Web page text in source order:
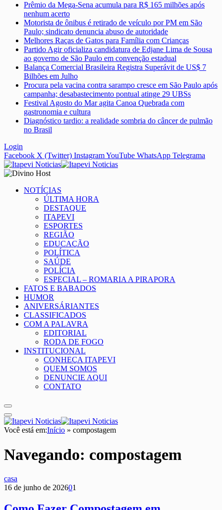
Prêmio da Mega-Sena acumula para R$ 165 milhões após
nenhum acerto
Motorista de ônibus é retirado de veículo por PM em São
Paulo; sindicato denuncia abuso de autoridade
Melhores Raças de Gatos para Família com Crianças
Partido Agir oficializa candidatura de Edjane Lima de Sousa
ao governo de São Paulo em convenção estadual
Balança Comercial Brasileira Registra Superávit de US$ 7
Bilhões em Julho
Procura pela vacina contra sarampo cresce em São Paulo após
campanha; desabastecimento pontual atinge 29 UBSs
Festival Agosto do Mar agita Canoa Quebrada com
gastronomia e cultura
Diagnóstico tardio: a realidade sombria do câncer de pulmão
no Brasil
Login
Facebook X (Twitter) InstagramYouTube WhatsApp Telegrama
NOTÍCIAS
ÚLTIMA HORA
DESTAQUE
ITAPEVI
ESPORTES
REGIÃO
EDUCAÇÃO
POLÍTICA
SAÚDE
POLÍCIA
ESPECIAL – ROMARIA A PIRAPORA
FATOS E BABADOS
HUMOR
ANIVERSÁRIANTES
CLASSIFICADOS
COM A PALAVRA
EDITORIAL
RODA DE FOGO
INSTITUCIONAL
CONHEÇA ITAPEVI
QUEM SOMOS
DENUNCIE AQUI
CONTATO
Você está em:Início » compostagem
Navegando: compostagem
casa
16 de junho de 202601